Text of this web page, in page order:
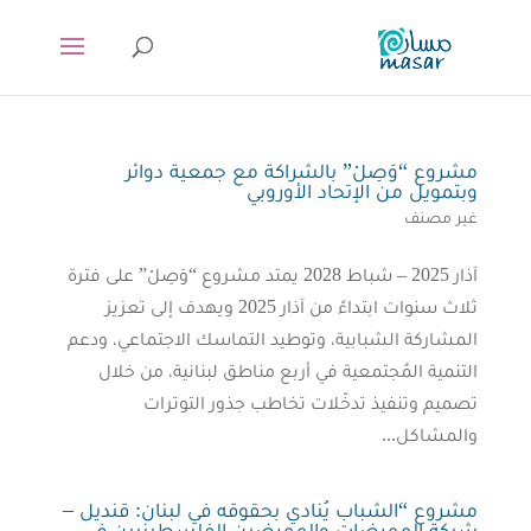
مشروع “وَصِلْ” بالشراكة مع جمعية دوائر
وبتمويل من الإتحاد الأوروبي
غير مصنف
آذار 2025 – شباط 2028 يمتد مشروع “وَصِلْ” على فترة
ثلاث سنوات ابتداءً من آذار 2025 ويهدف إلى تعزيز
المشاركة الشبابية، وتوطيد التماسك الاجتماعي، ودعم
التنمية المُجتمعية في أربع مناطق لبنانية، من خلال
تصميم وتنفيذ تدخّلات تخاطب جذور التوترات
والمشاكل...
مشروع “الشباب يُنادي بحقوقه في لبنان: قنديل –